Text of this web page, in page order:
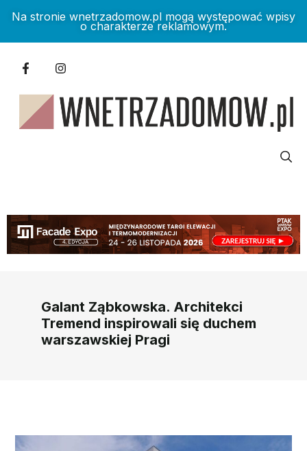
Na stronie wnetrzadomow.pl mogą występować wpisy
o charakterze reklamowym.
Galant Ząbkowska. Architekci
Tremend inspirowali się duchem
warszawskiej Pragi